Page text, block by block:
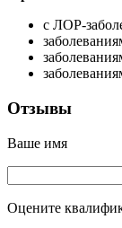
с ЛОР-
Отзывы
Ваше имя
Оцените